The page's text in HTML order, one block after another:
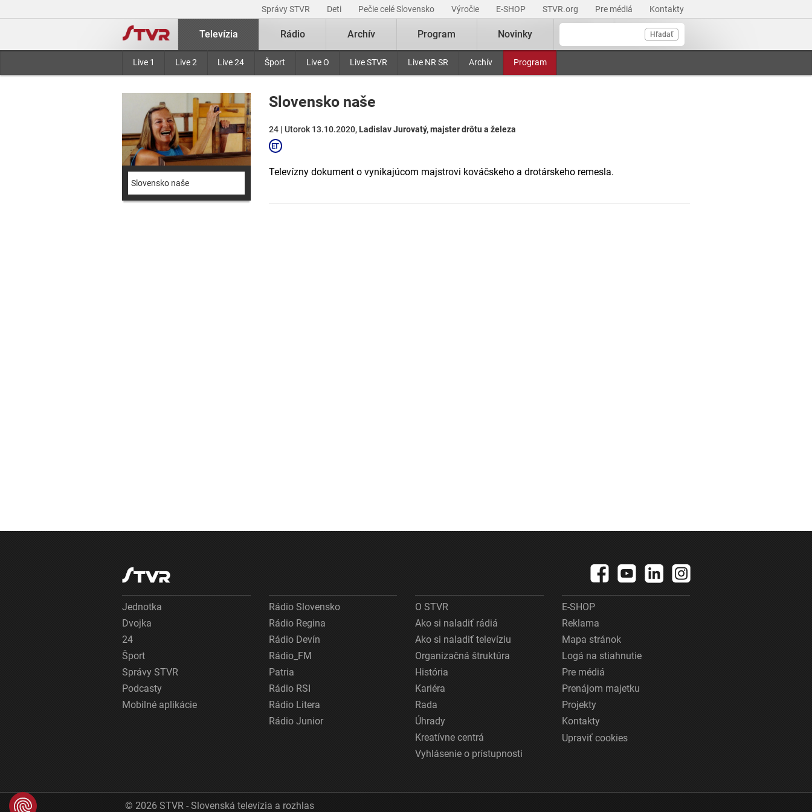
Správy STVR Deti Pečie celé Slovensko Výročie E-SHOP STVR.org Pre médiá Kontakty
Hľadať
Televízia
Live 1 Live 2 Live 24 Šport Live O Live STVR Live NR SR Archív Program
Rádio Archív Program Novinky
Slovensko naše
Slovensko naše
24 | Utorok 13.10.2020, Ladislav Jurovatý, majster drôtu a železa
Televízny dokument o vynikajúcom majstrovi kováčskeho a drotárskeho remesla.
Jednotka
Dvojka
24
Šport
Správy STVR
Podcasty
Mobilné aplikácie
Rádio Slovensko
Rádio Regina
Rádio Devín
Rádio_FM
Patria
Rádio RSI
Rádio Litera
Rádio Junior
O STVR
Ako si naladiť rádiá
Ako si naladiť televíziu
Organizačná štruktúra
História
Kariéra
Rada
Úhrady
Kreatívne centrá
Vyhlásenie o prístupnosti
E-SHOP
Reklama
Mapa stránok
Logá na stiahnutie
Pre médiá
Prenájom majetku
Projekty
Kontakty
Upraviť cookies
© 2026 STVR - Slovenská televízia a rozhlas